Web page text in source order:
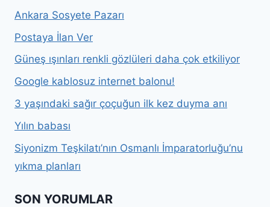
Ankara Sosyete Pazarı
Postaya İlan Ver
Güneş ışınları renkli gözlüleri daha çok etkiliyor
Google kablosuz internet balonu!
3 yaşındaki sağır çoçuğun ilk kez duyma anı
Yılın babası
Siyonizm Teşkilatı’nın Osmanlı İmparatorluğu’nu
yıkma planları
SON YORUMLAR